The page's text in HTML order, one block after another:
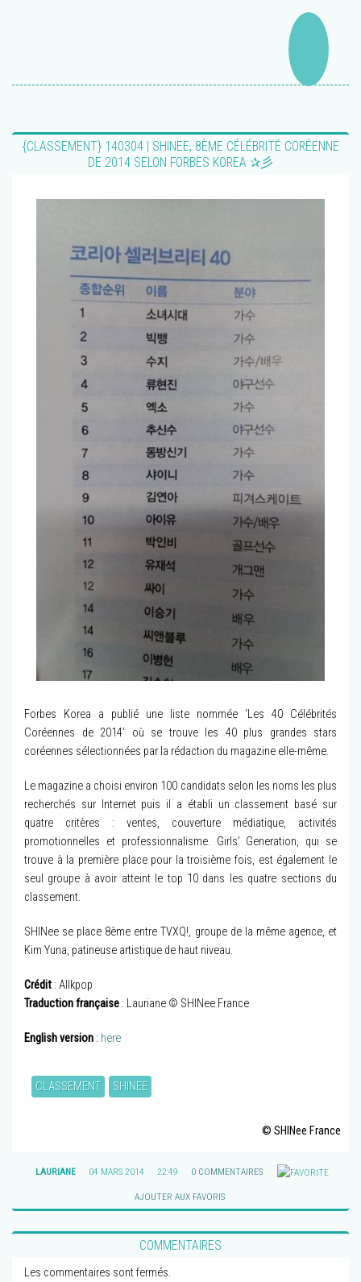
{CLASSEMENT} 140304 | SHINEE, 8ÈME CÉLÉBRITÉ CORÉENNE
DE 2014 SELON FORBES KOREA ✰彡
Forbes Korea a publié une liste nommée ‘Les 40 Célébrités
Coréennes de 2014’ où se trouve les 40 plus grandes stars
coréennes sélectionnées par la rédaction du magazine elle-même.
Le magazine a choisi environ 100 candidats selon les noms les plus
recherchés sur Internet puis il a établi un classement basé sur
quatre critères : ventes, couverture médiatique, activités
promotionnelles et professionnalisme. Girls’ Generation, qui se
trouve à la première place pour la troisième fois, est également le
seul groupe à avoir atteint le top 10 dans les quatre sections du
classement.
SHINee se place 8ème entre TVXQ!, groupe de la même agence, et
Kim Yuna, patineuse artistique de haut niveau.
Crédit : Allkpop
Traduction française : Lauriane © SHINee France
English version : here
CLASSEMENT SHINEE
© SHINee France
LAURIANE 04 MARS 2014 22:49 0 COMMENTAIRES
AJOUTER AUX FAVORIS
COMMENTAIRES
Les commentaires sont fermés.